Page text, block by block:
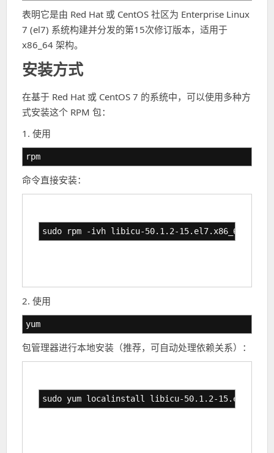
表明它是由 Red Hat 或 CentOS 社区为 Enterprise Linux
7 (el7) 系统构建并分发的第15次修订版本，适用于
x86_64 架构。
安装方式
在基于 Red Hat 或 CentOS 7 的系统中，可以使用多种方
式安装这个 RPM 包：
1. 使用
rpm
命令直接安装：
sudo rpm -ivh libicu-50.1.2-15.el7.x86_64.rpm
2. 使用
yum
包管理器进行本地安装（推荐，可自动处理依赖关系）：
sudo yum localinstall libicu-50.1.2-